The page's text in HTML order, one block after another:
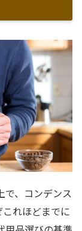
で、コンデンス
れほどまでに